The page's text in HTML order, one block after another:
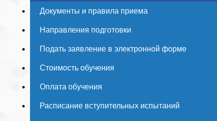
Документы и правила приема
Направления подготовки
Подать заявление в электронной форме
Стоимость обучения
Оплата обучения
Расписание вступительных испытаний